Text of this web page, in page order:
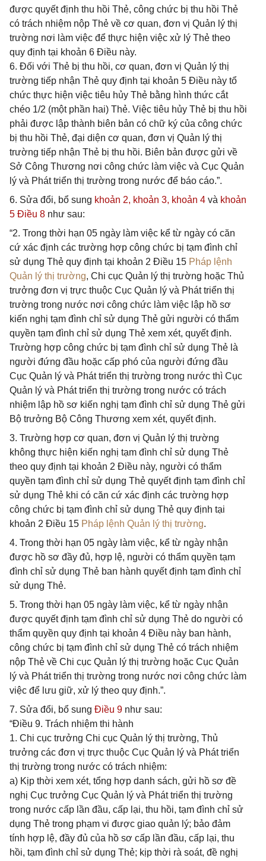
được quyết định thu hồi Thẻ, công chức bị thu hồi Thẻ
có trách nhiệm nộp Thẻ về cơ quan, đơn vị Quản lý thị
trường nơi làm việc để thực hiện việc xử lý Thẻ theo
quy định tại khoản 6 Điều này.
6. Đối với Thẻ bị thu hồi, cơ quan, đơn vị Quản lý thị
trường tiếp nhận Thẻ quy định tại khoản 5 Điều này tổ
chức thực hiện việc tiêu hủy Thẻ bằng hình thức cắt
chéo 1/2 (một phần hai) Thẻ. Việc tiêu hủy Thẻ bị thu hồi
phải được lập thành biên bản có chữ ký của công chức
bị thu hồi Thẻ, đại diện cơ quan, đơn vị Quản lý thị
trường tiếp nhận Thẻ bị thu hồi. Biên bản được gửi về
Sở Công Thương nơi công chức làm việc và Cục Quản
lý và Phát triển thị trường trong nước để báo cáo.”.
6. Sửa đổi, bổ sung khoản 2, khoản 3, khoản 4 và khoản
5 Điều 8 như sau:
“2. Trong thời hạn 05 ngày làm việc kể từ ngày có căn
cứ xác định các trường hợp công chức bị tạm đình chỉ
sử dụng Thẻ quy định tại khoản 2 Điều 15 Pháp lệnh
Quản lý thị trường, Chi cục Quản lý thị trường hoặc Thủ
trưởng đơn vị trực thuộc Cục Quản lý và Phát triển thị
trường trong nước nơi công chức làm việc lập hồ sơ
kiến nghị tạm đình chỉ sử dụng Thẻ gửi người có thẩm
quyền tạm đình chỉ sử dụng Thẻ xem xét, quyết định.
Trường hợp công chức bị tạm đình chỉ sử dụng Thẻ là
người đứng đầu hoặc cấp phó của người đứng đầu
Cục Quản lý và Phát triển thị trường trong nước thì Cục
Quản lý và Phát triển thị trường trong nước có trách
nhiệm lập hồ sơ kiến nghị tạm đình chỉ sử dụng Thẻ gửi
Bộ trưởng Bộ Công Thương xem xét, quyết định.
3. Trường hợp cơ quan, đơn vị Quản lý thị trường
không thực hiện kiến nghị tạm đình chỉ sử dụng Thẻ
theo quy định tại khoản 2 Điều này, người có thẩm
quyền tạm đình chỉ sử dụng Thẻ quyết định tạm đình chỉ
sử dụng Thẻ khi có căn cứ xác định các trường hợp
công chức bị tạm đình chỉ sử dụng Thẻ quy định tại
khoản 2 Điều 15 Pháp lệnh Quản lý thị trường.
4. Trong thời hạn 05 ngày làm việc, kể từ ngày nhận
được hồ sơ đầy đủ, hợp lệ, người có thẩm quyền tạm
đình chỉ sử dụng Thẻ ban hành quyết định tạm đình chỉ
sử dụng Thẻ.
5. Trong thời hạn 05 ngày làm việc, kể từ ngày nhận
được quyết định tạm đình chỉ sử dụng Thẻ do người có
thẩm quyền quy định tại khoản 4 Điều này ban hành,
công chức bị tạm đình chỉ sử dụng Thẻ có trách nhiệm
nộp Thẻ về Chi cục Quản lý thị trường hoặc Cục Quản
lý và Phát triển thị trường trong nước nơi công chức làm
việc để lưu giữ, xử lý theo quy định.”.
7. Sửa đổi, bổ sung Điều 9 như sau:
“Điều 9. Trách nhiệm thi hành
1. Chi cục trưởng Chi cục Quản lý thị trường, Thủ
trưởng các đơn vị trực thuộc Cục Quản lý và Phát triển
thị trường trong nước có trách nhiệm:
a) Kịp thời xem xét, tổng hợp danh sách, gửi hồ sơ đề
nghị Cục trưởng Cục Quản lý và Phát triển thị trường
trong nước cấp lần đầu, cấp lại, thu hồi, tạm đình chỉ sử
dụng Thẻ trong phạm vi được giao quản lý; bảo đảm
tính hợp lệ, đầy đủ của hồ sơ cấp lần đầu, cấp lại, thu
hồi, tạm đình chỉ sử dụng Thẻ; kịp thời rà soát, đề nghị